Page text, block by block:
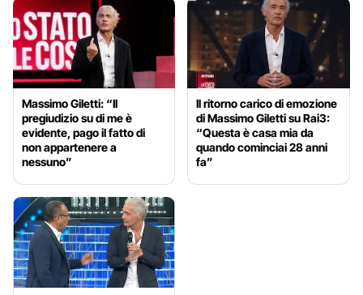
Massimo Giletti: “Il
pregiudizio su di me è
evidente, pago il fatto di
non appartenere a
nessuno”
Il ritorno carico di emozione
di Massimo Giletti su Rai3:
“Questa è casa mia da
quando cominciai 28 anni
fa”